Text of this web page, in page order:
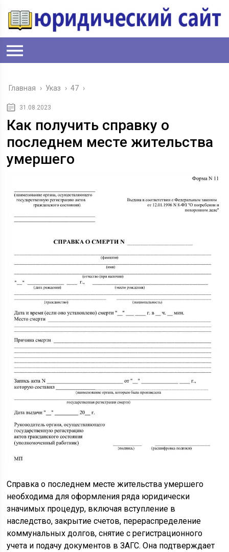
Главная › Указ › 47 ›
31.08.2023
Как получить справку о
последнем месте жительства
умершего
Справка о последнем месте жительства умершего
необходима для оформления ряда юридически
значимых процедур, включая вступление в
наследство, закрытие счетов, перераспределение
коммунальных долгов, снятие с регистрационного
учета и подачу документов в ЗАГС. Она подтверждает